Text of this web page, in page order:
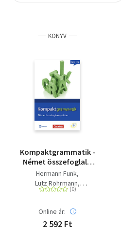
Tankönyv, segédkönyv
Társadalomtudomány
Természettudomány
Történelem
KÖNYV
Kompaktgrammatik -
Német összefoglaló
nyelvtan
Hermann Funk
Lutz Rohrmann
Michael Koenig
Online ár:
2 592 Ft